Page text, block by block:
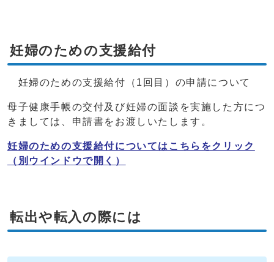
妊婦のための支援給付
妊婦のための支援給付（1回目）の申請について
母子健康手帳の交付及び妊婦の面談を実施した方につ
きましては、申請書をお渡しいたします。
妊婦のための支援給付についてはこちらをクリック
（別ウインドウで開く）
転出や転入の際には